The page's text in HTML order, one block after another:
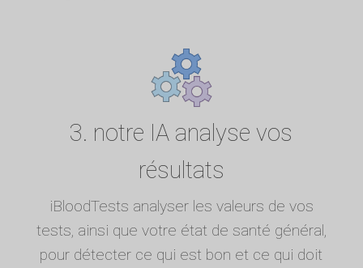
3. notre IA analyse vos
résultats
iBloodTests analyser les valeurs de vos
tests, ainsi que votre état de santé général,
pour détecter ce qui est bon et ce qui doit